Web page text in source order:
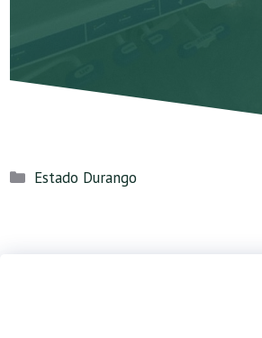
Categorías
Estado Durango